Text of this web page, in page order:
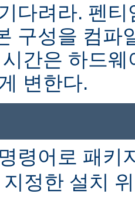
다려라. 펜
구성을 컴파
간은 하드
변한다.
령어로 패키
지정한 설치